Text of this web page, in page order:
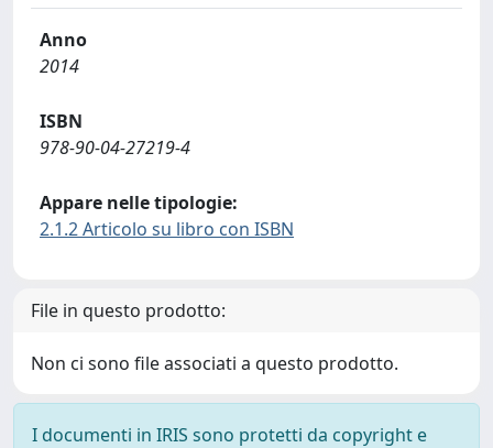
Anno
2014
ISBN
978-90-04-27219-4
Appare nelle tipologie:
2.1.2 Articolo su libro con ISBN
File in questo prodotto:
Non ci sono file associati a questo prodotto.
I documenti in IRIS sono protetti da copyright e